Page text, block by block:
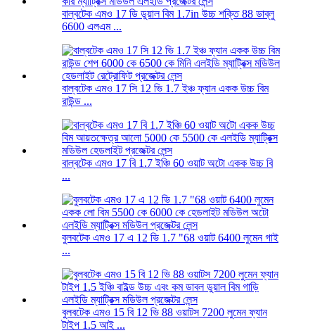
বাল্বটেক এমও 17 ডি ডুয়াল বিম 1.7in উচ্চ শক্তি 88 ডাব্লু
6600 এলএম ...
বাল্বটেক এমও 17 সি 12 ভি 1.7 ইঞ্চ ফ্যান একক উচ্চ বিম
রাউন্ড ...
বাল্বটেক এমও 17 বি 1.7 ইঞ্চি 60 ওয়াট অটো একক উচ্চ বি
...
বুলবটেক এমও 17 এ 12 ভি 1.7 "68 ওয়াট 6400 লুমেন গাই
...
বুলবটেক এমও 15 বি 12 ভি 88 ওয়াটস 7200 লুমেন ফ্যান
টাইপ 1.5 আই ...